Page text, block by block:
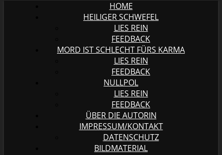
HOME
HEILIGER SCHWEFEL
LIES REIN
FEEDBACK
MORD IST SCHLECHT FÜRS KARMA
LIES REIN
FEEDBACK
NULLPOL
LIES REIN
FEEDBACK
ÜBER DIE AUTORIN
IMPRESSUM/KONTAKT
DATENSCHUTZ
BILDMATERIAL